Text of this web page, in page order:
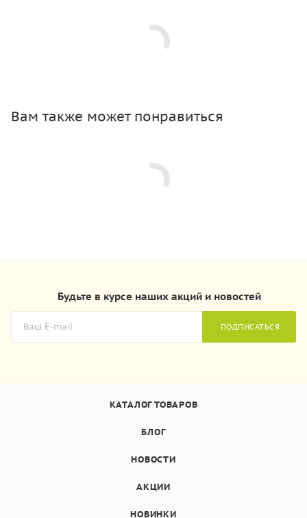
Вам также может понравиться
Будьте в курсе наших акций и новостей
ПОДПИСАТЬСЯ
КАТАЛОГ ТОВАРОВ
БЛОГ
НОВОСТИ
АКЦИИ
НОВИНКИ